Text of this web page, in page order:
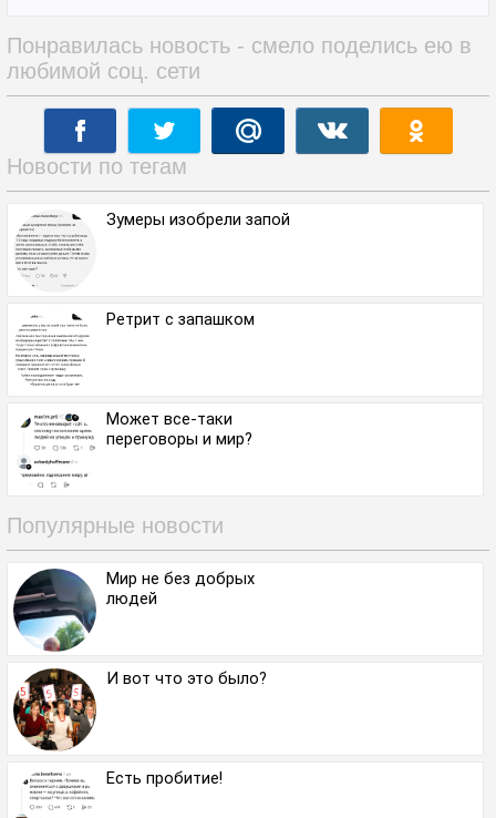
Понравилась новость - смело поделись ею в
любимой соц. сети
Новости по тегам
Зумеры изобрели запой
Ретрит с запашком
Может все-таки
переговоры и мир?⁠⁠
Популярные новости
Мир не без добрых
людей
И вот что это было?
Есть пробитие!